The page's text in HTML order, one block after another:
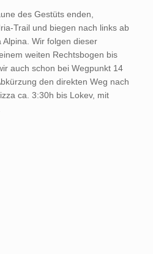
des Gestüts enden,
Trail und biegen nach links ab
Wir folgen dieser
weiten Rechtsbogen bis
auch schon bei Wegpunkt 14
den direkten Weg nach
ca. 3:30h bis Lokev, mit